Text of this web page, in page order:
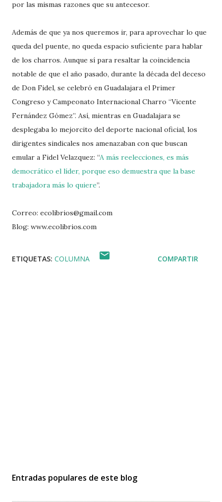
por las mismas razones que su antecesor.
Además de que ya nos queremos ir, para aprovechar lo que
queda del puente, no queda espacio suficiente para hablar
de los charros. Aunque sí para resaltar la coincidencia
notable de que el año pasado, durante la década del deceso
de Don Fidel, se celebró en Guadalajara el Primer
Congreso y Campeonato Internacional Charro “Vicente
Fernández Gómez”. Así, mientras en Guadalajara se
desplegaba lo mejorcito del deporte nacional oficial, los
dirigentes sindicales nos amenazaban con que buscan
emular a Fidel Velazquez: “A más reelecciones, es más
democrático el líder, porque eso demuestra que la base
trabajadora más lo quiere”.
Correo: ecolibrios@gmail.com
Blog: www.ecolibrios.com
ETIQUETAS: COLUMNA COMPARTIR
Entradas populares de este blog